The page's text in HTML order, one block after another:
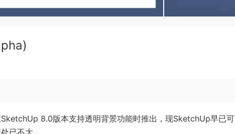
8.0版本支持透明背景功能时推出，现SketchUp早已
已不大。